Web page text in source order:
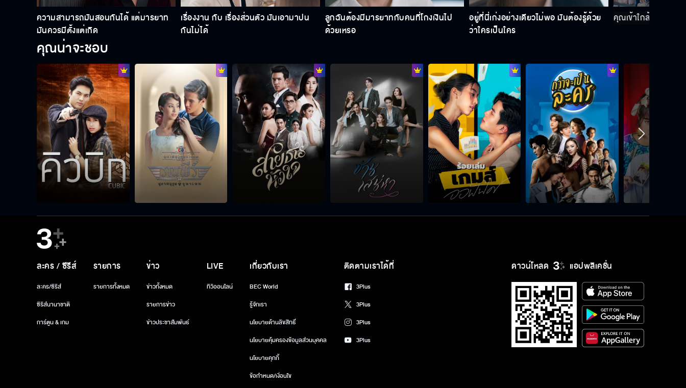
ความสามารถมันสอนกันได้ แต่มารยาท
มันควรมีตั้งแต่เกิด
เรื่องงาน กับ เรื่องส่วนตัว มันเอามาปน
กันไม่ได้
ลูกฉันต้องมีมารยาทกับคนที่โกงเงินไป
ด้วยเหรอ
อยู่ที่นี่เก่งอย่างเดียวไม่พอ มันต้องรู้ด้วย
ว่าใครเป็นใคร
คุณเข้าใกล้ทีไรของ
คุณน่าจะชอบ
ดาวน์โหลด แอปพลิเคชั่น
ละคร / ซีรีส์
ละคร/ซีรีส์
ซีรีส์นานาชาติ
การ์ตูน & เกม
รายการ
รายการทั้งหมด
ข่าว
ข่าวทั้งหมด
รายการข่าว
ข่าวประชาสัมพันธ์
LIVE
ทีวีออนไลน์
เกี่ยวกับเรา
BEC World
รู้จักเรา
นโยบายด้านลิขสิทธิ์
นโยบายคุ้มครองข้อมูลส่วนบุคคล
นโยบายคุกกี้
ข้อกำหนด/เงื่อนไข
ติดตามเราได้ที่
3Plus
3Plus
3Plus
3Plus